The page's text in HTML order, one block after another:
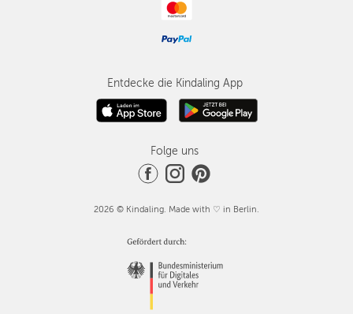
Entdecke die Kindaling App
Folge uns
2026 © Kindaling. Made with ♡ in Berlin.